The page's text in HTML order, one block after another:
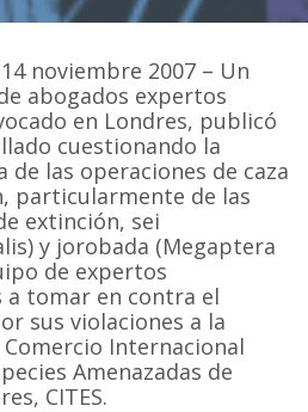
noviembre 2007 – Un
abogados expertos
en Londres, publicó
cuestionando la
las operaciones de caza
particularmente de las
extinción, sei
y jorobada (Megaptera
de expertos
a tomar en contra el
sus violaciones a la
Internacional
Amenazadas de
CITES.